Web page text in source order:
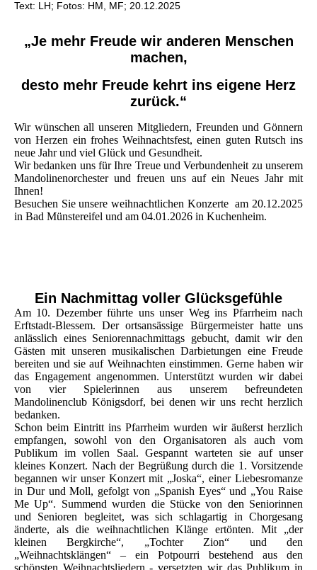
Text: LH; Fotos: HM, MF; 20.12.2025
„Je mehr Freude wir anderen Menschen
machen,
desto mehr Freude kehrt ins eigene Herz
zurück.“
Wir wünschen all unseren Mitgliedern, Freunden und Gönnern
von Herzen ein frohes Weihnachtsfest, einen guten Rutsch ins
neue Jahr und viel Glück und Gesundheit.
Wir bedanken uns für Ihre Treue und Verbundenheit zu unserem
Mandolinenorchester und freuen uns auf ein Neues Jahr mit
Ihnen!
Besuchen Sie unsere weihnachtlichen Konzerte am 20.12.2025
in Bad Münstereifel und am 04.01.2026 in Kuchenheim.
Ein Nachmittag voller Glücksgefühle
Am 10. Dezember führte uns unser Weg ins Pfarrheim nach
Erftstadt-Blessem. Der ortsansässige Bürgermeister hatte uns
anlässlich eines Seniorennachmittags gebucht, damit wir den
Gästen mit unseren musikalischen Darbietungen eine Freude
bereiten und sie auf Weihnachten einstimmen. Gerne haben wir
das Engagement angenommen. Unterstützt wurden wir dabei
von vier Spielerinnen aus unserem befreundeten
Mandolinenclub Königsdorf, bei denen wir uns recht herzlich
bedanken.
Schon beim Eintritt ins Pfarrheim wurden wir äußerst herzlich
empfangen, sowohl von den Organisatoren als auch vom
Publikum im vollen Saal. Gespannt warteten sie auf unser
kleines Konzert. Nach der Begrüßung durch die 1. Vorsitzende
begannen wir unser Konzert mit „Joska“, einer Liebesromanze
in Dur und Moll, gefolgt von „Spanish Eyes“ und „You Raise
Me Up“. Summend wurden die Stücke von den Seniorinnen
und Senioren begleitet, was sich schlagartig in Chorgesang
änderte, als die weihnachtlichen Klänge ertönten. Mit „der
kleinen Bergkirche“, „Tochter Zion“ und den
„Weihnachtsklängen“ – ein Potpourri bestehend aus den
schönsten Weihnachtsliedern - versetzten wir das Publikum in